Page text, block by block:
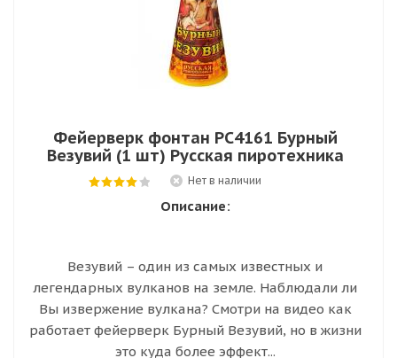
Фейерверк фонтан РС4161 Бурный
Везувий (1 шт) Русская пиротехника
Нет в наличии
Описание:
Везувий – один из самых известных и
легендарных вулканов на земле. Наблюдали ли
Вы извержение вулкана? Смотри на видео как
работает фейерверк Бурный Везувий, но в жизни
это куда более эффект...